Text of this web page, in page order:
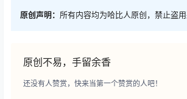
原创声明： 所有内容均为哈比人原创，禁止盗用
原创不易，手留余香
还没有人赞赏，快来当第一个赞赏的人吧！